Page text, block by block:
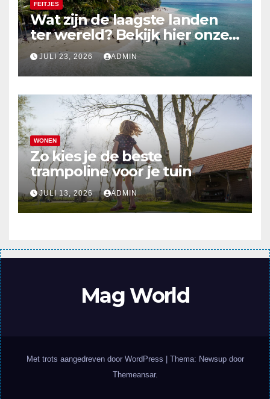
FEITJES
Wat zijn de laagste landen
ter wereld? Bekijk hier onze
top 10
JULI 23, 2026 ADMIN
WONEN
Zo kies je de beste
trampoline voor je tuin
JULI 13, 2026 ADMIN
Mag World
Met trots aangedreven door WordPress
Thema: Newsup door
Themeansar.